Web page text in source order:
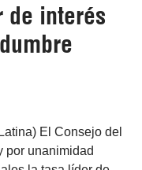
de interés
El Consejo del
por unanimidad